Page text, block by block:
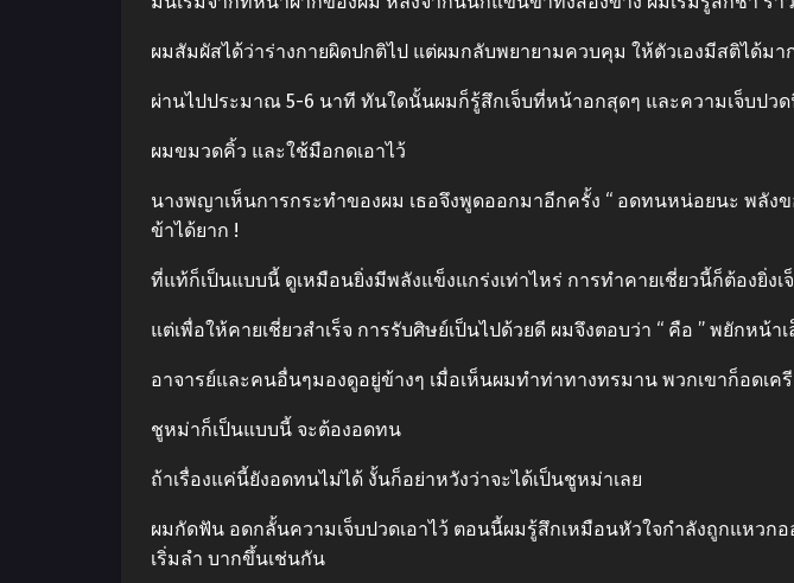
ผมสัมผัสได้ว่าร่างกายผิดปกติไป แต่ผมกลับพยายามควบคุม ให้ตัวเองมีสติได้มา
ผ่านไปประมาณ 5-6 นาที ทันใดนั้นผมก็รู้สึกเจ็บที่หน้าอกสุดๆ และความเจ็บปวด
ผมขมวดคิ้ว และใช้มือกดเอาไว้
นางพญาเห็นการกระทําของผม เธอจึงพูดออกมาอีกครั้ง “ อดทนหน่อยนะ พลัง
ข้าได้ยาก !
ที่แท้ก็เป็นแบบนี้ ดูเหมือนยิ่งมีพลังแข็งแกร่งเท่าไหร่ การทําคายเชี่ยวนี้ก็ต้องยิ่ง
แต่เพื่อให้คายเชี่ยวสําเร็จ การรับศิษย์เป็นไปด้วยดี ผมจึงตอบว่า “ คือ ” พยักหน้
อาจารย์และคนอื่นๆมองดูอยู่ข้างๆ เมื่อเห็นผมทําท่าทางทรมาน พวกเขาก็อดเค
ชูหม่าก็เป็นแบบนี้ จะต้องอดทน
ถ้าเรื่องแค่นี้ยังอดทนไม่ได้ งั้นก็อย่าหวังว่าจะได้เป็นชูหม่าเลย
ผมกัดฟัน อดกลั้นความเจ็บปวดเอาไว้ ตอนนี้ผมรู้สึกเหมือนหัวใจกําลังถูกแหวก
เริ่มลํา บากขึ้นเช่นกัน